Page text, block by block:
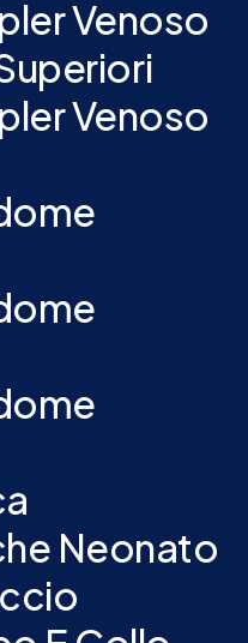
Venoso
Venoso
Neonato